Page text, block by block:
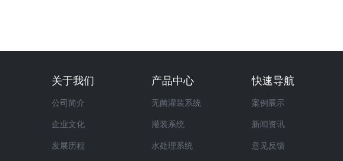
关于我们
公司简介
企业文化
发展历程
产品中心
无菌灌装系统
灌装系统
水处理系统
快速导航
案例展示
新闻资讯
意见反馈